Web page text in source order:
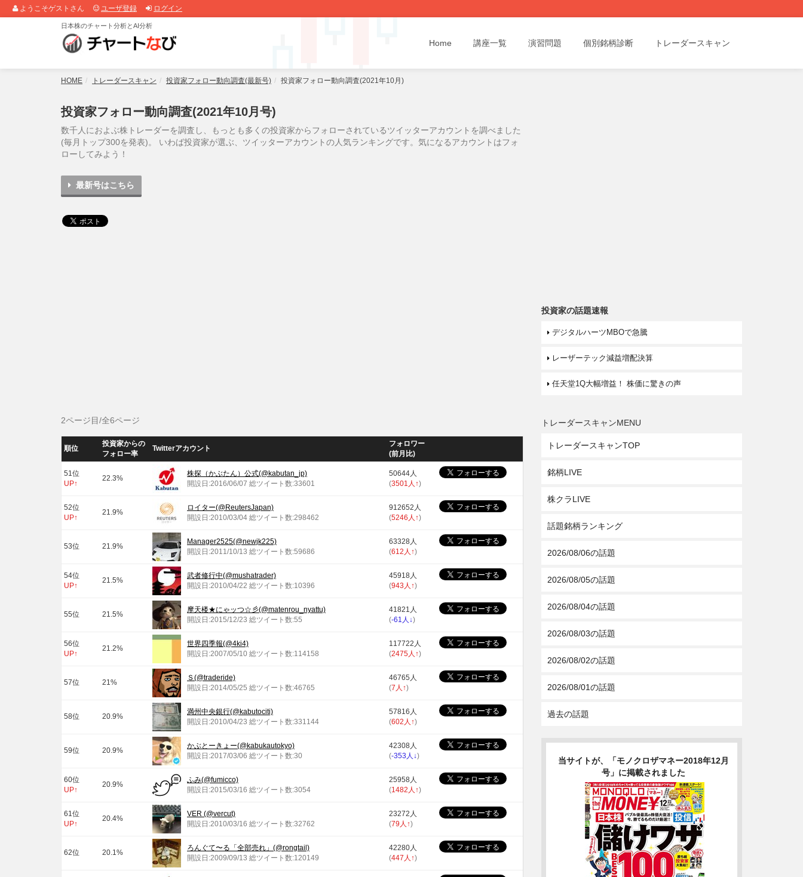
ようこそゲストさん ユーザ登録 ログイン
日本株のチャート分析とAI分析
Home 講座一覧 演習問題 個別銘柄診断 トレーダースキャン
HOME トレーダースキャン 投資家フォロー動向調査(最新号) 投資家フォロー動向調査(2021年10月)
投資家フォロー動向調査(2021年10月号)
数千人におよぶ株トレーダーを調査し、もっとも多くの投資家からフォローされているツイッターアカウントを調べました
(毎月トップ300を発表)。 いわば投資家が選ぶ、ツイッターアカウントの人気ランキングです。気になるアカウントはフォ
ローしてみよう！
最新号はこちら
2ページ目/全6ページ
順位
投資家からの
フォロー率
Twitterアカウント
フォロワー
(前月比)
51位
UP↑
22.3%
株探（かぶたん）公式(@kabutan_jp)
開設日:2016/06/07 総ツイート数:33601
50644人
(3501人 ↑)
52位
UP↑
21.9%
ロイター(@ReutersJapan)
開設日:2010/03/04 総ツイート数:298462
912652人
(5246人 ↑)
53位 21.9%
Manager2525(@newjk225)
開設日:2011/10/13 総ツイート数:59686
63328人
(612人 ↑)
54位
UP↑
21.5%
武者修行中(@mushatrader)
開設日:2010/04/22 総ツイート数:10396
45918人
(943人 ↑)
55位 21.5%
摩天楼★にゃッつ☆彡(@matenrou_nyattu)
開設日:2015/12/23 総ツイート数:55
41821人
(-61人 ↓)
56位
UP↑
21.2%
世界四季報(@4ki4)
開設日:2007/05/10 総ツイート数:114158
117722人
(2475人 ↑)
57位 21%
Ｓ(@traderide)
開設日:2014/05/25 総ツイート数:46765
46765人
(7人 ↑)
58位 20.9%
満州中央銀行(@kabutociti)
開設日:2010/04/23 総ツイート数:331144
57816人
(602人 ↑)
59位 20.9%
かぶとーきょー(@kabukautokyo)
開設日:2017/03/06 総ツイート数:30
42308人
(-353人 ↓)
60位
UP↑
20.9%
ふみ(@fumicco)
開設日:2015/03/16 総ツイート数:3054
25958人
(1482人 ↑)
61位
UP↑
20.4%
VER (@vercut)
開設日:2010/03/16 総ツイート数:32762
23272人
(79人 ↑)
62位 20.1%
ろんぐて〜る「全部売れ」(@rongtail)
開設日:2009/09/13 総ツイート数:120149
42280人
(447人 ↑)
投資家の話題速報
デジタルハーツMBOで急騰
レーザーテック減益増配決算
任天堂1Q大幅増益！ 株価に驚きの声
トレーダースキャンMENU
トレーダースキャンTOP
銘柄LIVE
株クラLIVE
話題銘柄ランキング
2026/08/06の話題
2026/08/05の話題
2026/08/04の話題
2026/08/03の話題
2026/08/02の話題
2026/08/01の話題
過去の話題
当サイトが、「モノクロザマネー2018年12月
号」に掲載されました